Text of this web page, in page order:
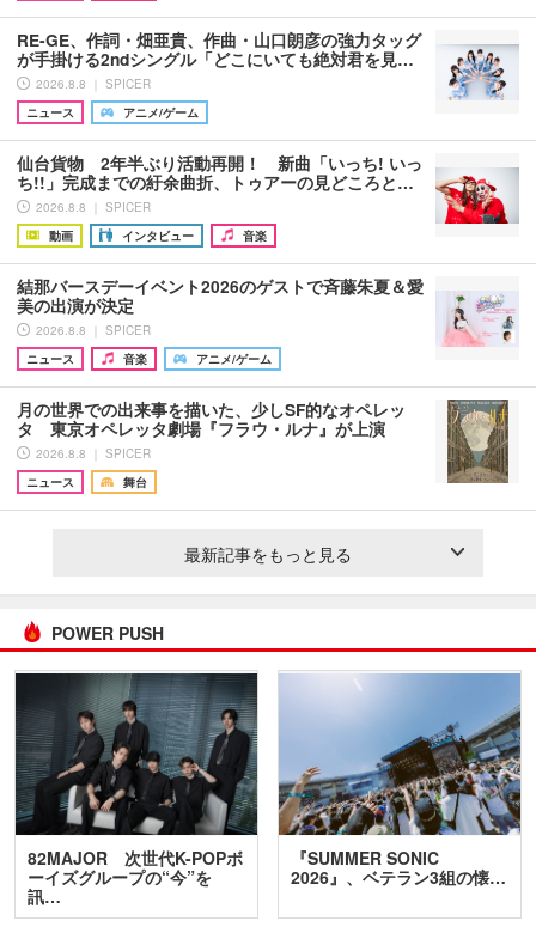
RE-GE、作詞・畑亜貴、作曲・山口朗彦の強力タッグ
が手掛ける2ndシングル「どこにいても絶対君を見…
2026.8.8 ｜ SPICER
ニュース
アニメ/ゲーム
仙台貨物 2年半ぶり活動再開！ 新曲「いっち! いっ
ち!!」完成までの紆余曲折、トゥアーの見どころと…
2026.8.8 ｜ SPICER
動画
インタビュー 音楽
結那バースデーイベント2026のゲストで斉藤朱夏＆愛
美の出演が決定
2026.8.8 ｜ SPICER
ニュース
音楽 アニメ/ゲーム
月の世界での出来事を描いた、少しSF的なオペレッ
タ 東京オペレッタ劇場『フラウ・ルナ』が上演
2026.8.8 ｜ SPICER
ニュース
舞台
最新記事をもっと見る
POWER PUSH
82MAJOR 次世代K-POPボ
ーイズグループの“今”を
訊…
『SUMMER SONIC
2026』、ベテラン3組の懐…